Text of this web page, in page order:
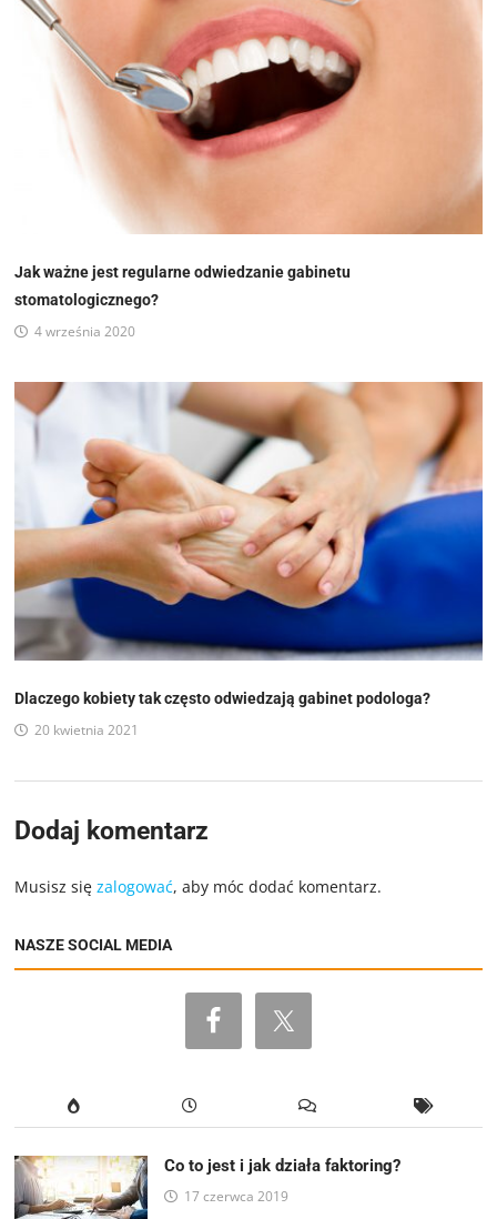
Jak ważne jest regularne odwiedzanie gabinetu
stomatologicznego?
4 września 2020
Dlaczego kobiety tak często odwiedzają gabinet podologa?
20 kwietnia 2021
Dodaj komentarz
Musisz sięzalogować, aby móc dodać komentarz.
NASZE SOCIAL MEDIA
Co to jest i jak działa faktoring?
17 czerwca 2019